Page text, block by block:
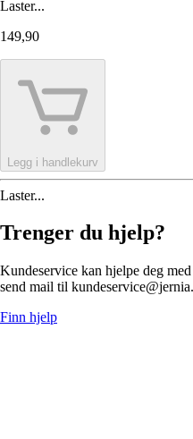
Laster...
149,90
Legg i handlekurv
Laster...
Trenger du hjelp?
Kundeservice kan hjelpe deg
send mail til
Finn hjelp